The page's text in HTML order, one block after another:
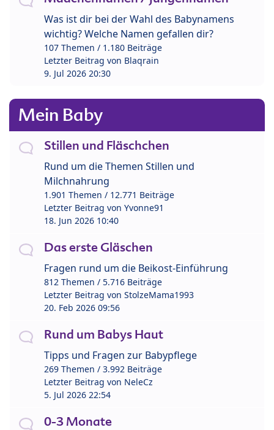
Was ist dir bei der Wahl des Babynamens
wichtig? Welche Namen gefallen dir?
107 Themen / 1.180 Beiträge
Letzter Beitrag von Blaqrain
9. Jul 2026 20:30
Mein Baby
Stillen und Fläschchen
Rund um die Themen Stillen und
Milchnahrung
1.901 Themen / 12.771 Beiträge
Letzter Beitrag von Yvonne91
18. Jun 2026 10:40
Das erste Gläschen
Fragen rund um die Beikost-Einführung
812 Themen / 5.716 Beiträge
Letzter Beitrag von StolzeMama1993
20. Feb 2026 09:56
Rund um Babys Haut
Tipps und Fragen zur Babypflege
269 Themen / 3.992 Beiträge
Letzter Beitrag von NeleCz
5. Jul 2026 22:54
0-3 Monate